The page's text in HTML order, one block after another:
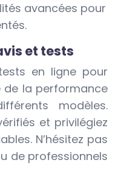
avancées pour
et tests
en ligne pour
de la performance
modèles.
et privilégiez
N’hésitez pas
de professionnels